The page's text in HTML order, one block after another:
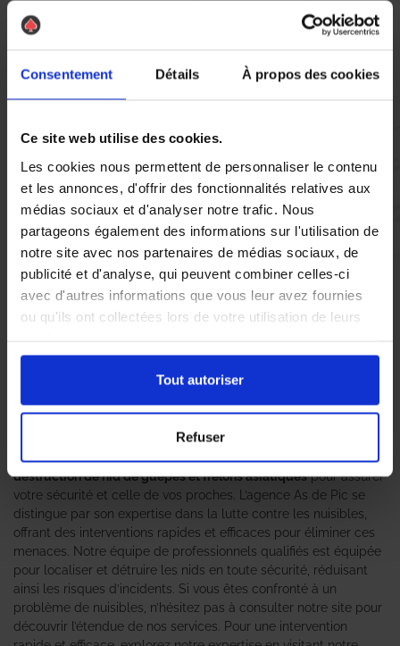
Consentement Détails À propos des cookies
Ce site web utilise des cookies.
Les cookies nous permettent de personnaliser le contenu
et les annonces, d'offrir des fonctionnalités relatives aux
médias sociaux et d'analyser notre trafic. Nous
partageons également des informations sur l'utilisation de
notre site avec nos partenaires de médias sociaux, de
publicité et d'analyse, qui peuvent combiner celles-ci
avec d'autres informations que vous leur avez fournies
ou qu'ils ont collectées lors de votre utilisation de leurs
Tout autoriser
Refuser
Vous réglez votre intervention par carte bancaire ou par
chèque, un reçu CB et une facture vous sont envoyés par
Etape 5 :
Vous recevez une demande d’évaluation de votre expérience
avec l’équipe AS DE PIC.
Nous avons pensé à tout
peut rapidement engendrer des préoccupations
pour les résidents. Ces insectes, bien que souvent négligés,
posent un risque significatif pour la santé, notamment en raison
de leurs piqûres douloureuses et potentiellement allergènes.
C’est pourquoi il est crucial de faire appel à unexpert en
destruction de nid de guêpes et frelons asiatiquespour assurer
votre sécurité et celle de vos proches. L’agence As de Pic se
distingue par son expertise dans la lutte contre les nuisibles,
offrant des interventions rapides et efficaces pour éliminer ces
menaces. Notre équipe de professionnels qualifiés est équipée
pour localiser et détruire les nids en toute sécurité, réduisant
ainsi les risques d’incidents. Si vous êtes confronté à un
problème de nuisibles, n’hésitez pas à consulter notre site pour
découvrir l’étendue de nos services. Pour une intervention